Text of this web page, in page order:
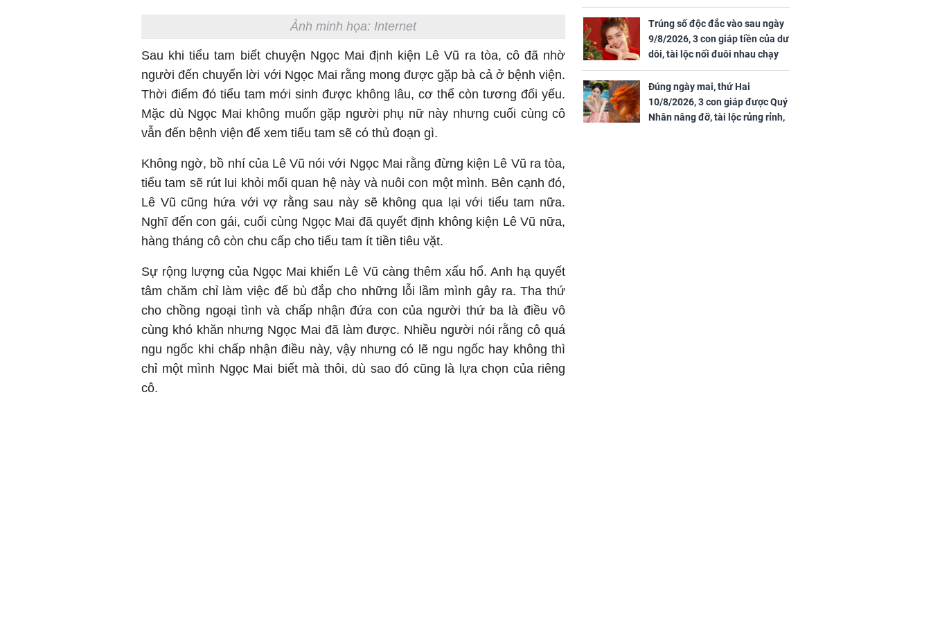
Ảnh minh họa: Internet
Sau khi tiểu tam biết chuyện Ngọc Mai định kiện Lê Vũ ra tòa, cô đã nhờ
người đến chuyển lời với Ngọc Mai rằng mong được gặp bà cả ở bệnh viện.
Thời điểm đó tiểu tam mới sinh được không lâu, cơ thể còn tương đối yếu.
Mặc dù Ngọc Mai không muốn gặp người phụ nữ này nhưng cuối cùng cô
vẫn đến bệnh viện để xem tiểu tam sẽ có thủ đoạn gì.
Không ngờ, bồ nhí của Lê Vũ nói với Ngọc Mai rằng đừng kiện Lê Vũ ra tòa,
tiểu tam sẽ rút lui khỏi mối quan hệ này và nuôi con một mình. Bên cạnh đó,
Lê Vũ cũng hứa với vợ rằng sau này sẽ không qua lại với tiểu tam nữa.
Nghĩ đến con gái, cuối cùng Ngọc Mai đã quyết định không kiện Lê Vũ nữa,
hàng tháng cô còn chu cấp cho tiểu tam ít tiền tiêu vặt.
Sự rộng lượng của Ngọc Mai khiến Lê Vũ càng thêm xấu hổ. Anh hạ quyết
tâm chăm chỉ làm việc để bù đắp cho những lỗi lầm mình gây ra. Tha thứ
cho chồng ngoại tình và chấp nhận đứa con của người thứ ba là điều vô
cùng khó khăn nhưng Ngọc Mai đã làm được. Nhiều người nói rằng cô quá
ngu ngốc khi chấp nhận điều này, vậy nhưng có lẽ ngu ngốc hay không thì
chỉ một mình Ngọc Mai biết mà thôi, dù sao đó cũng là lựa chọn của riêng
cô.
đại thắng phòng vé,
doanh thu vượt 8.600
tỷ đồng
bạc nhiều như lá sung, sự
nghiệp vượng phát
Trúng số độc đắc vào sau ngày
9/8/2026, 3 con giáp tiền của dư
dôi, tài lộc nối đuôi nhau chạy
vào nhà, sự nghiệp phất lên
trông thấy
Đúng ngày mai, thứ Hai
10/8/2026, 3 con giáp được Quý
Nhân nâng đỡ, tài lộc rủng rỉnh,